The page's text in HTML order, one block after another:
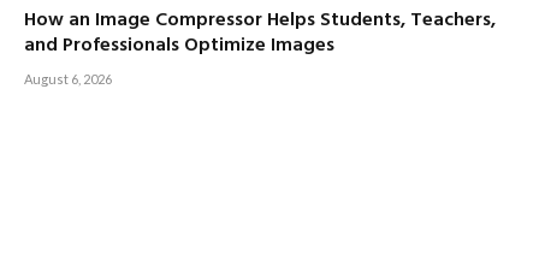
How an Image Compressor Helps Students, Teachers,
and Professionals Optimize Images
August 6, 2026